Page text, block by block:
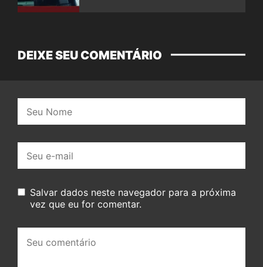
DEIXE SEU COMENTÁRIO
mail:
Salvar dados neste navegador para a próxima
vez que eu for comentar.
comentário: